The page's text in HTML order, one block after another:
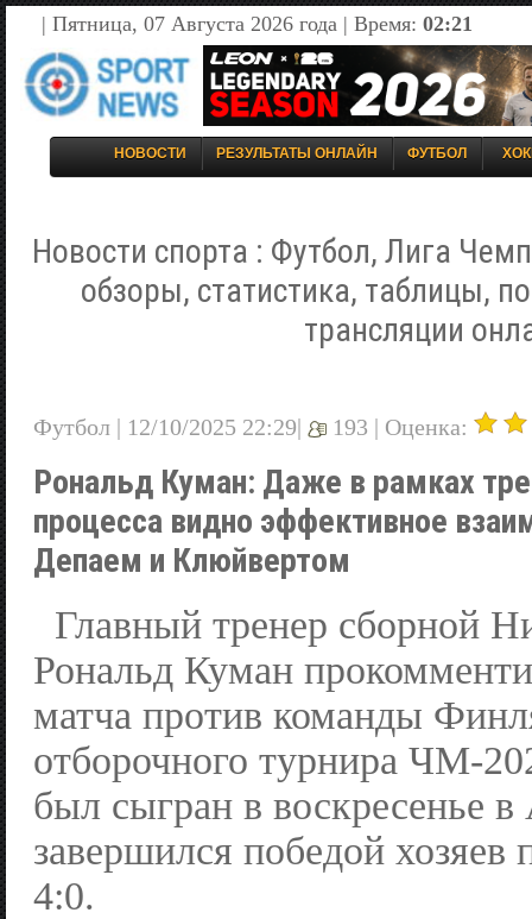
| Пятница, 07 Августа 2026 года | Время: 02:21
НОВОСТИ РЕЗУЛЬТАТЫ ОНЛАЙН ФУТБОЛ
Новости спорта : Футбол, Лига
обзоры, статистика, таблицы,
трансляции
Футбол | 12/10/2025 22:29| 193 | Оценка:
Рональд Куман: Даже в рамках
процесса видно эффективное
Депаем и Клюйвертом
Главный тренер сборной
Рональд Куман
матча против команды
отборочного турнира ЧМ-
был сыгран в воскресенье
завершился победой хозяев
4:0.